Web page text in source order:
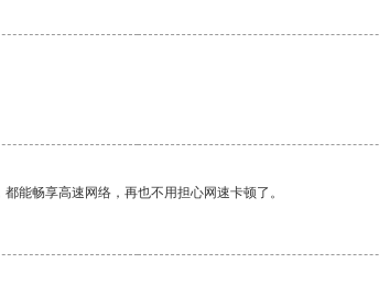
能畅享高速网络，再也不用担心网速卡顿了。